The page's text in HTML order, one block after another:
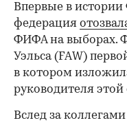
Впервые в
федерация
ФИФА на выборах.
Уэльса (FAW)
в котором
руководителя
Вслед за